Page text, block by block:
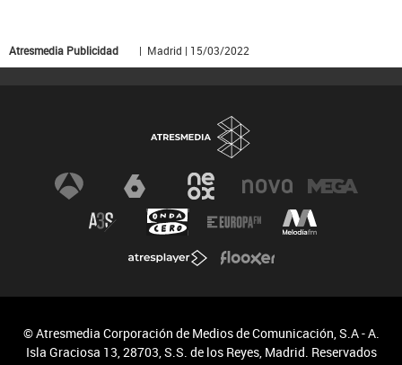
Atresmedia Publicidad | Madrid | 15/03/2022
© Atresmedia Corporación de Medios de Comunicación, S.A - A.
Isla Graciosa 13, 28703, S.S. de los Reyes, Madrid. Reservados